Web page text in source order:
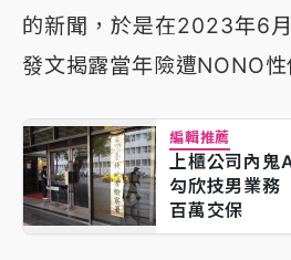
的新聞，於是在2023年6
發文揭露當年險遭NONO性
編輯推薦
上櫃公司內
勾欣技男業務
百萬交保